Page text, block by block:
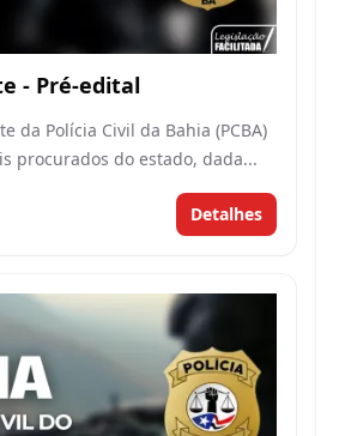
- Pré-edital
da Polícia Civil da Bahia (PCBA)
procurados do estado, dada...
Detalhes